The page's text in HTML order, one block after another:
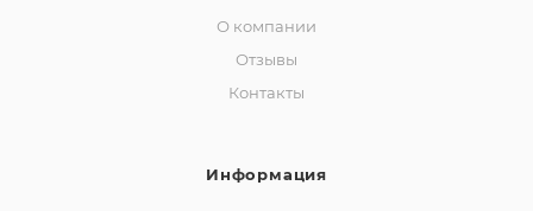
О компании
Отзывы
Контакты
Информация